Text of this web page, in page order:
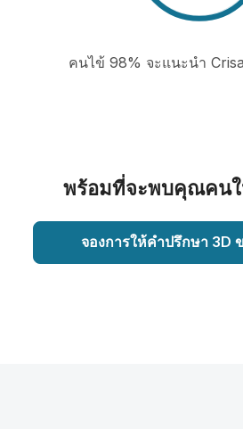
คนไข้ 98% จะแนะนำ
พร้อมที่จะพบคุณคนใ
จองการให้คำปรึกษา 3D